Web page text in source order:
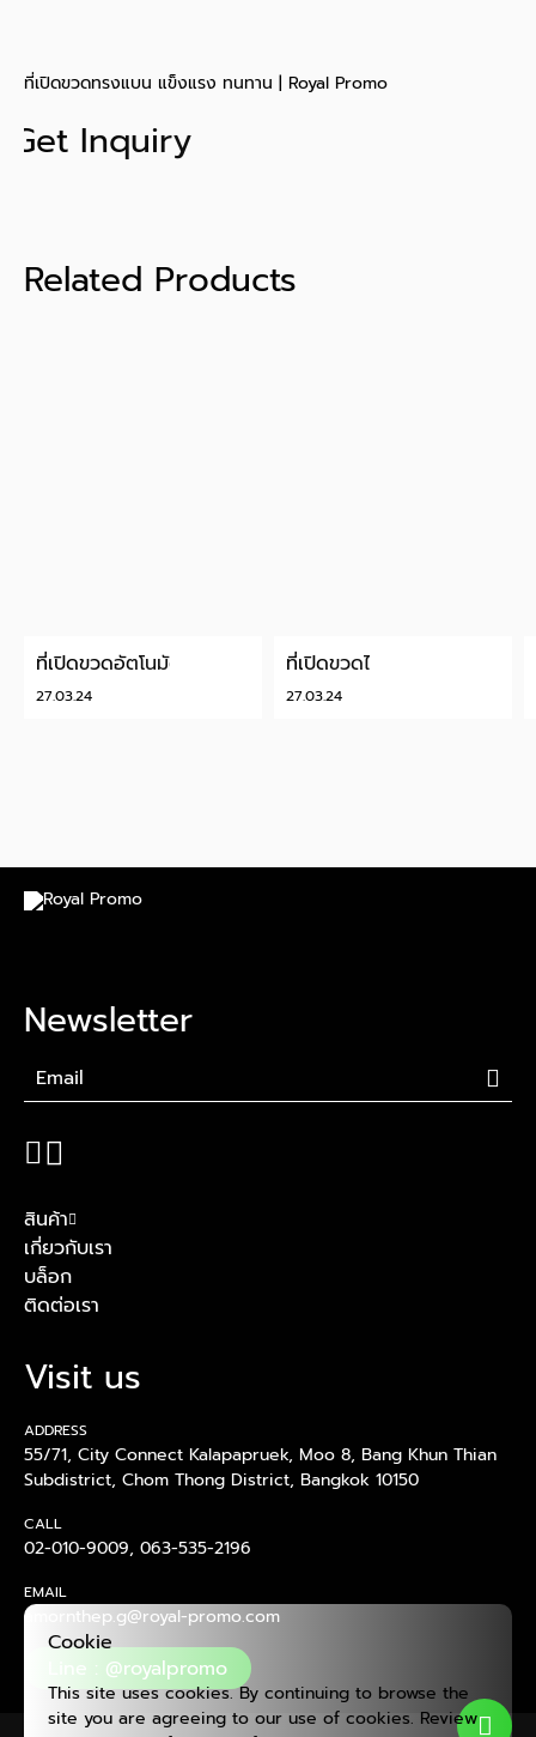
Cookie
This site uses cookies. By continuing to browse the
site you are agreeing to our use of cookies. Review
ที่เปิดขวดทรงแบน แข็งแรง ทนทาน | Royal Promo
Get Inquiry
Related Products
27.03.24
ที่เปิดขวดอัตโนมัติ
27.03.24
ที่เปิดขวดไม้
Newsletter
สินค้า
เกี่ยวกับเรา
บล็อก
ติดต่อเรา
Visit us
ADDRESS
55/71, City Connect Kalapapruek, Moo 8, Bang Khun Thian
Subdistrict, Chom Thong District, Bangkok 10150
CALL
02-010-9009, 063-535-2196
EMAIL
amornthep.g@royal-promo.com
Line : @royalpromo